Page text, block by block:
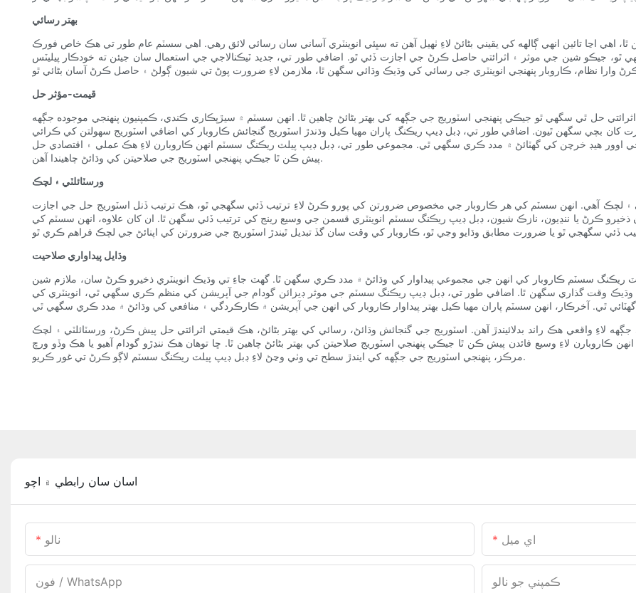
بهتر رسائي
اڃا تائين انهي ڳالهه کي يقيني بڻائڻ لاءِ ٺهيل آهن ته سڀئي انوینٽري آساني سان رسائي لائق رهي. اهي سسٽم عام طور تي هڪ خاص فورڪ
ٿو، جيڪو شين جي موثر ۽ اثرائتي حاصل ڪرڻ جي اجازت ڏئي ٿو. اضافي طور تي، جديد ٽيڪنالاجي جي استعمال سان جيئن ته خودڪار پيليٽس
قيمت-مؤثر حل
حل ٿي سگهي ٿو جيڪي پنهنجي اسٽوريج جي جڳهه کي بهتر بڻائڻ چاهين ٿا. انهن سسٽم ۾ سيڙپڪاري ڪندي، ڪمپنيون پنهنجي موجوده جڳهه
کان بچي سگهن ٿيون. اضافي طور تي، ڊبل ڊيپ ريڪنگ پاران مهيا ڪيل وڌندڙ اسٽوريج گنجائش ڪاروبار کي اضافي اسٽوريج سهولتن کي ڪرائي
اوور هيڊ خرچن کي گهٽائڻ ۾ مدد ڪري سگهي ٿي. مجموعي طور تي، ڊبل ڊيپ پيلٽ ريڪنگ سسٽم انهن ڪاروبارن لاءِ هڪ عملي ۽ اقتصادي حل
پيش ڪن ٿا جيڪي پنهنجي اسٽوريج جي صلاحيتن کي وڌائڻ چاهيندا آهن.
ورسٽائلٽي ۽ لچڪ
۽ لچڪ آهي. انهن سسٽم کي هر ڪاروبار جي مخصوص ضرورتن کي پورو ڪرڻ لاءِ ترتيب ڏئي سگهجي ٿو، هڪ ترتيب ڏنل اسٽوريج حل جي اجازت
ڪرڻ يا ننڍيون، نازڪ شيون، ڊبل ڊيپ ريڪنگ سسٽم انوینٽري قسمن جي وسيع رينج کي ترتيب ڏئي سگهن ٿا. ان کان علاوه، انهن سسٽم کي
وڌايل پيداواري صلاحيت
ريڪنگ سسٽم ڪاروبار کي انهن جي مجموعي پيداوار کي وڌائڻ ۾ مدد ڪري سگھن ٿا. گهٽ جاءِ تي وڌيڪ انوینٽري ذخيرو ڪرڻ سان، ملازم شين
وقت گذاري سگهن ٿا. اضافي طور تي، ڊبل ڊيپ ريڪنگ سسٽم جي موثر ڊيزائن گودام جي آپريشن کي منظم ڪري سگهي ٿي، انوینٽري کي
لاءِ واقعي هڪ راند بدلائيندڙ آهن. اسٽوريج جي گنجائش وڌائڻ، رسائي کي بهتر بڻائڻ، هڪ قيمتي اثرائتي حل پيش ڪرڻ، ورسٽائلٽي ۽ لچڪ
ڪاروبارن لاءِ وسيع فائدن پيش ڪن ٿا جيڪي پنهنجي اسٽوريج صلاحيتن کي بهتر بڻائڻ چاهين ٿا. ڇا توهان هڪ ننڍڙو گودام آهيو يا هڪ وڏو ورڇ
مرڪز، پنهنجي اسٽوريج جي جڳهه کي ايندڙ سطح تي وٺي وڃڻ لاءِ ڊبل ڊيپ پيلٽ ريڪنگ سسٽم لاڳو ڪرڻ تي غور ڪريو.
اسان سان رابطي ۾ اچو
نالو اي ميل
فون / WhatsApp ڪمپني جو نالو